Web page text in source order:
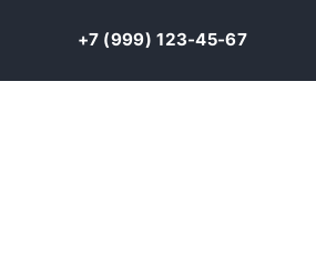
+7 (999) 123-45-67